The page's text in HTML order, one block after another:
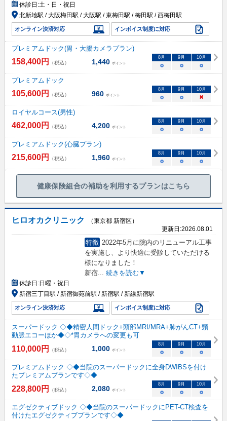
休診日:土・日・祝日
北新地駅 / 大阪梅田駅 / 大阪駅 / 東梅田駅 / 梅田駅 / 西梅田駅
オンライン決済対応 インボイス制度に対応
プレミアムドック(胃・大腸カメラプラン)
158,400円 （税込） 1,440 ポイント
8 月 9 月 10月
○ ○ ○
プレミアムドック
105,600円 （税込） 960 ポイント
8 月 9 月 10月
○ ○ ×
ロイヤルコース(男性)
462,000円 （税込） 4,200 ポイント
8 月 9 月 10月
○ ○ ○
プレミアムドック(心臓プラン)
215,600円 （税込） 1,960 ポイント
8 月 9 月 10月
○ ○ ○
健康保険組合の補助を利用するプランはこちら
ヒロオカクリニック
（東京都 新宿区）
更新日:2026.08.01
特徴 2022年5月に院内のリニューアル工事
を実施し、より快適に受診していただける
様になりました！
新宿... 続きを読む▼
休診日:日曜・祝日
新宿三丁目駅 / 新宿御苑前駅 / 新宿駅 / 新線新宿駅
オンライン決済対応 インボイス制度に対応
スーパードック ◇◆精密人間ドック+頭部MRI/MRA+肺がんCT+頸
動脈エコーほか◆◇*胃カメラへの変更も可
110,000円 （税込） 1,000 ポイント
8月 9月 10月
○ ○ ○
プレミアムドック ◇◆当院のスーパードックに全身DWIBSを付け
たプレミアムプランです◇◆
228,800円 （税込） 2,080 ポイント
8月 9月 10月
○ ○ ○
エグゼクティブドック ◇◆当院のスーパードックにPET-CT検査を
付けたエグゼクティブプランです◇◆